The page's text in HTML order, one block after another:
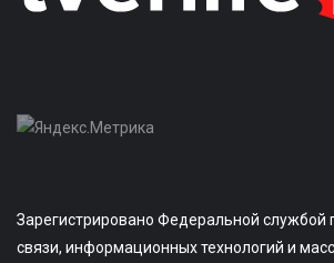
Зарегистрировано Федеральной службой
связи, информационных технологий и